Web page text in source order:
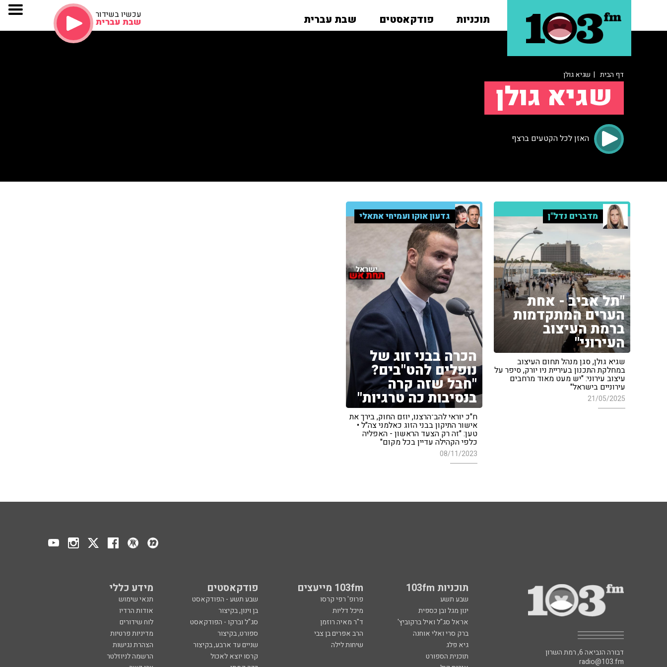
תוכניות פודקאסטים שבת עברית עכשיו בשידור
שבת עברית
דף הבית | שגיא גולן
שגיא גולן
האזן לכל הקטעים ברצף
מדברים נדל"ן
"תל אביב - אחת
הערים המתקדמות
ברמת העיצוב
העירוני"
שגיא גולן, סגן מנהל תחום העיצוב
במחלקת התכנון בעיריית ניו יורק, סיפר על
עיצוב עירוני: "יש מעט מאוד מרחבים
עירוניים בישראל"
21/05/2025
גדעון אוקו ועמיחי אתאלי
הכרה בבני זוג של
נופלים להט"בים?
"חבל שזה קרה
בנסיבות כה טרגיות"
ח"כ יוראי להב־הרצנו, יוזם החוק, בירך את
אישור התיקון בבני הזוג כאלמני צה"ל •
טען: "זה רק הצעד הראשון - האפליה
כלפי הקהילה עדיין בכל מקום"
08/11/2023
תוכניות 103fm 103fm מייעצים פודקאסטים מידע כללי
שבע תשע פרופ' רפי קרסו שבע תשע - הפודקאסט
תנאי שימוש
ינון מגל ובן כספית
מיכל דליות בן וינון, בקיצור
אודות הרדיו
אראל סג"ל ואיל ברקוביץ'
ד"ר מאיה רוזמן סג"ל וברקו - הפודקאסט
לוח שידורים
ברק סרי ואלי אוחנה
הרב אפרים בן צבי ספורט, בקיצור
מדיניות פרטיות
גיא פלג
שיחות לילה שניים עד ארבע, בקיצור
הצהרת נגישות
תוכנית הספורט
קרסו יוצא לאכול
הרשמה לניוזלטר
דבורה הנביאה 6, רמת השרון
radio@103.fm